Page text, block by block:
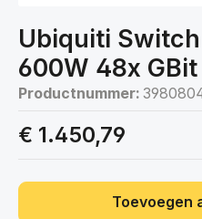
Ubiquiti
600W 48x
Productnummer:
€ 1.450,79
Toevoegen